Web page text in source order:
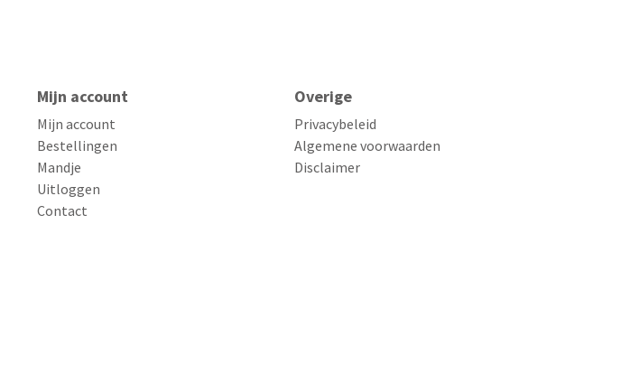
Mijn account
Mijn account
Bestellingen
Mandje
Uitloggen
Contact
Overige
Privacybeleid
Algemene voorwaarden
Disclaimer